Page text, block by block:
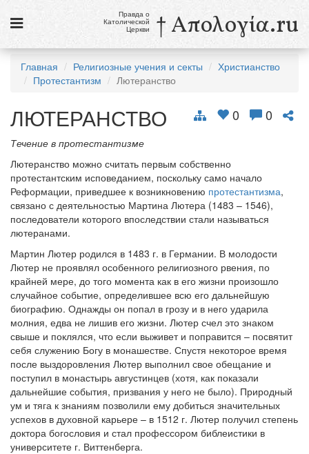
Новости
Католики в России
Галерея
Викторины
Ссылки
Религиозные учения и секты, справочник
8 августа
Св. Доминик, священник
см. календарь
Обратная связь
mail@apologia.ru
Отправить сообщение
Вход
Правда о
Католической
Церкви † Απολογία.ru
Главная Религиозные учения и секты
Христианство
Протестантизм
Лютеранство
0 0
ЛЮТЕРАНСТВО
Течение в протестантизме
Лютеранство можно считать первым собственно
протестантским исповеданием, поскольку само начало
Реформации, приведшее к возникновению протестантизма,
связано с деятельностью Мартина Лютера (1483 – 1546),
последователи которого впоследствии стали называться
лютеранами.
Мартин Лютер родился в 1483 г. в Германии. В молодости
Лютер не проявлял особенного религиозного рвения, по
крайней мере, до того момента как в его жизни произошло
случайное событие, определившее всю его дальнейшую
биографию. Однажды он попал в грозу и в него ударила
молния, едва не лишив его жизни. Лютер счел это знаком
свыше и поклялся, что если выживет и поправится – посвятит
себя служению Богу в монашестве. Спустя некоторое время
после выздоровления Лютер выполнил свое обещание и
поступил в монастырь августинцев (хотя, как показали
дальнейшие события, призвания у него не было). Природный
ум и тяга к знаниям позволили ему добиться значительных
успехов в духовной карьере – в 1512 г. Лютер получил степень
доктора богословия и стал профессором библеистики в
университете г. Виттенберга.